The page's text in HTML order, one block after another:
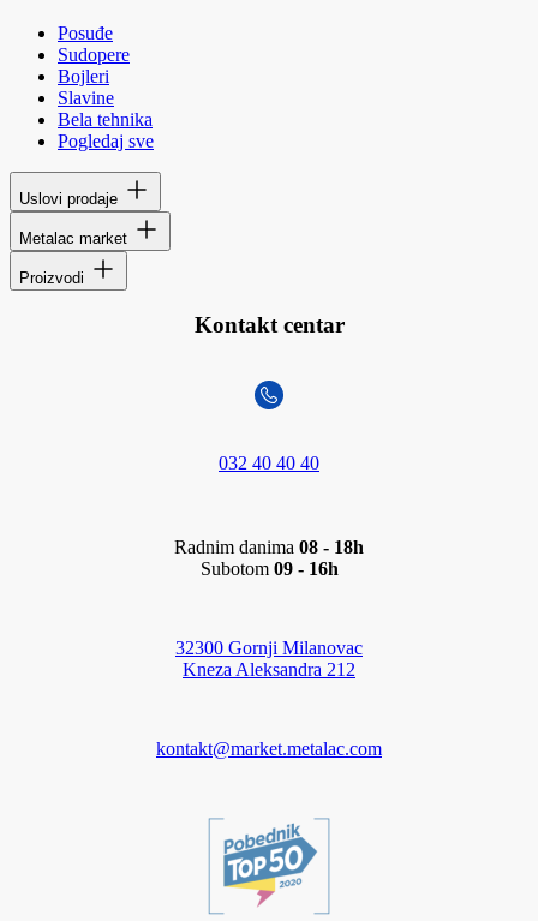
Posuđe
Sudopere
Bojleri
Slavine
Bela tehnika
Pogledaj sve
Uslovi prodaje
Metalac market
Proizvodi
Kontakt centar
032 40 40 40
Radnim danima 08 - 18h
Subotom 09 - 16h
32300 Gornji Milanovac
Kneza Aleksandra 212
kontakt@market.metalac.com